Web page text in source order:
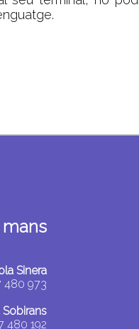
Sinera
480 973
Sobirans
480 192